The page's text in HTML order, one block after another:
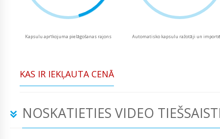
Kapsulu aprīkojuma pielāgošanas rajons Automatisko kapsulu ražotāji un
KAS IR IEKĻAUTA CENĀ
NOSKATIETIES VIDEO